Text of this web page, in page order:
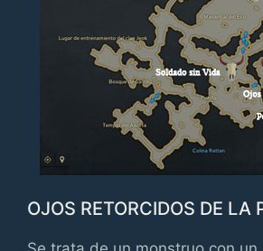
OJOS RETORCIDOS DE LA